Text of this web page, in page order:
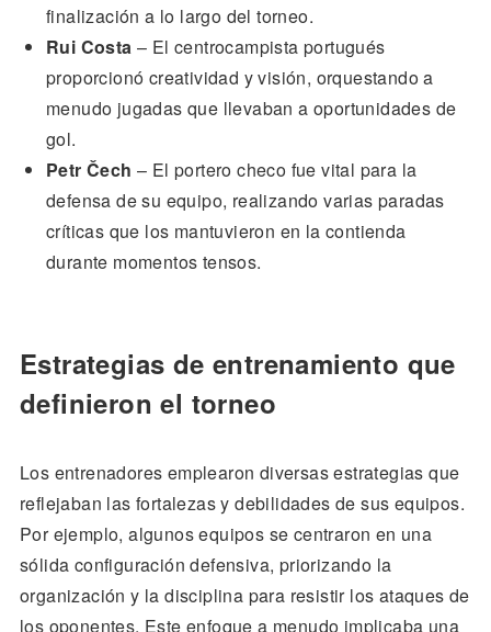
finalización a lo largo del torneo.
Rui Costa – El centrocampista portugués
proporcionó creatividad y visión, orquestando a
menudo jugadas que llevaban a oportunidades de
gol.
Petr Čech – El portero checo fue vital para la
defensa de su equipo, realizando varias paradas
críticas que los mantuvieron en la contienda
durante momentos tensos.
Estrategias de entrenamiento que
definieron el torneo
Los entrenadores emplearon diversas estrategias que
reflejaban las fortalezas y debilidades de sus equipos.
Por ejemplo, algunos equipos se centraron en una
sólida configuración defensiva, priorizando la
organización y la disciplina para resistir los ataques de
los oponentes. Este enfoque a menudo implicaba una